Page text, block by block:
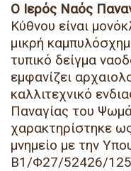
Ο Ιερός Ναός
Κύθνου είναι
μικρή
τυπικό δείγμα
εμφανίζει
καλλιτεχνικό
Παναγίας του
χαρακτηρίστηκε
μνημείο με την
Β1/Φ27/52426/